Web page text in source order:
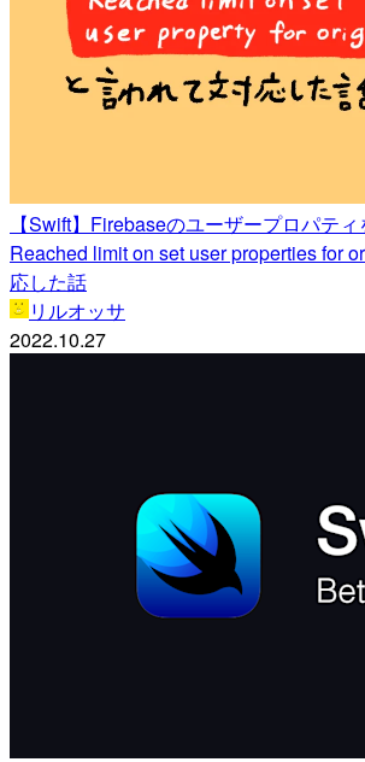
【Swift】Firebaseのユーザープロパテ
Reached limit on set user properties for
応した話
リルオッサ
2022.10.27